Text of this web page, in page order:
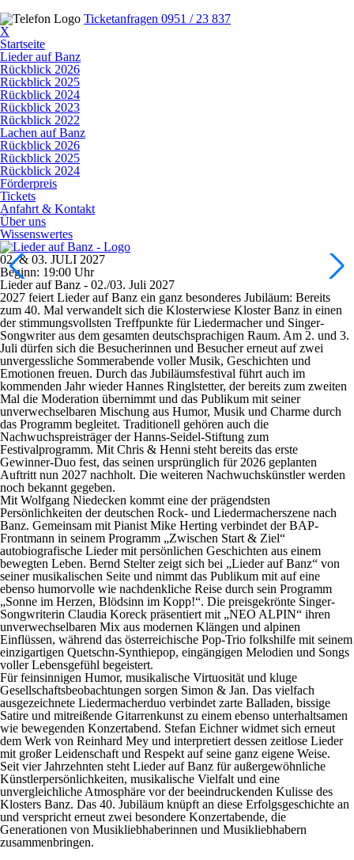
Ticketanfragen 0951 / 23 837
X
Startseite
Lieder auf Banz
Rückblick 2026
Rückblick 2025
Rückblick 2024
Rückblick 2023
Rückblick 2022
Lachen auf Banz
Rückblick 2026
Rückblick 2025
Rückblick 2024
Förderpreis
Tickets
Anfahrt & Kontakt
Über uns
Wissenswertes
02. & 03. JULI 2027
Beginn: 19:00 Uhr
Lieder auf Banz - 02./03. Juli 2027
2027 feiert Lieder auf Banz ein ganz besonderes Jubiläum: Bereits
zum 40. Mal verwandelt sich die Klosterwiese Kloster Banz in einen
der stimmungsvollsten Treffpunkte für Liedermacher und Singer-
Songwriter aus dem gesamten deutschsprachigen Raum. Am 2. und 3.
Juli dürfen sich die Besucherinnen und Besucher erneut auf zwei
unvergessliche Sommerabende voller Musik, Geschichten und
Emotionen freuen. Durch das Jubiläumsfestival führt auch im
kommenden Jahr wiederHannes Ringlstetter, der bereits zum zweiten
Mal die Moderation übernimmt und das Publikum mit seiner
unverwechselbaren Mischung aus Humor, Musik und Charme durch
das Programm begleitet. Traditionell gehören auch die
Nachwuchspreisträger der Hanns-Seidel-Stiftung zum
Festivalprogramm. Mit Chris & Henni steht bereits das erste
Gewinner-Duo fest, das seinen ursprünglich für 2026 geplanten
Auftritt nun 2027 nachholt. Die weiteren Nachwuchskünstler werden
noch bekannt gegeben.
Mit Wolfgang Niedecken kommt eine der prägendsten
Persönlichkeiten der deutschen Rock- und Liedermacherszene nach
Banz. Gemeinsam mit Pianist Mike Herting verbindet der BAP-
Frontmann in seinem Programm „Zwischen Start & Ziel“
autobiografische Lieder mit persönlichen Geschichten aus einem
bewegten Leben. Bernd Stelterzeigt sich bei „Lieder auf Banz“ von
seiner musikalischen Seite und nimmt das Publikum mit auf eine
ebenso humorvolle wie nachdenkliche Reise durch sein Programm
„Sonne im Herzen, Blödsinn im Kopp!“. Die preisgekrönte Singer-
Songwriterin Claudia Koreck präsentiert mit „NEO ALPIN“ ihren
unverwechselbaren Mix aus modernen Klängen und alpinen
Einflüssen, während das österreichische Pop-Trio folkshilfe mit seinem
einzigartigen Quetschn-Synthiepop, eingängigen Melodien und Songs
voller Lebensgefühl begeistert.
Für feinsinnigen Humor, musikalische Virtuosität und kluge
Gesellschaftsbeobachtungen sorgen Simon & Jan. Das vielfach
ausgezeichnete Liedermacherduo verbindet zarte Balladen, bissige
Satire und mitreißende Gitarrenkunst zu einem ebenso unterhaltsamen
wie bewegenden Konzertabend. Stefan Eichnerwidmet sich erneut
dem Werk von Reinhard Mey und interpretiert dessen zeitlose Lieder
mit großer Leidenschaft und Respekt auf seine ganz eigene Weise.
Seit vier Jahrzehnten steht Lieder auf Banz für außergewöhnliche
Künstlerpersönlichkeiten, musikalische Vielfalt und eine
unvergleichliche Atmosphäre vor der beeindruckenden Kulisse des
Klosters Banz. Das 40. Jubiläum knüpft an diese Erfolgsgeschichte an
und verspricht erneut zwei besondere Konzertabende, die
Generationen von Musikliebhaberinnen und Musikliebhabern
zusammenbringen.